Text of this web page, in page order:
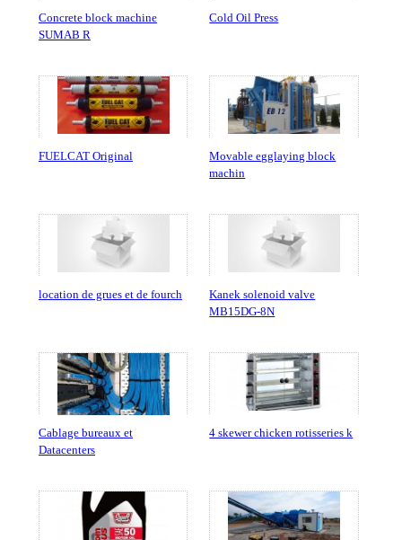
Concrete block machine
SUMAB R
Cold Oil Press
FUELCAT Original
Movable egglaying block
machin
location de grues et de fourch
Kanek solenoid valve
MB15DG-8N
Cablage bureaux et
Datacenters
4 skewer chicken rotisseries k